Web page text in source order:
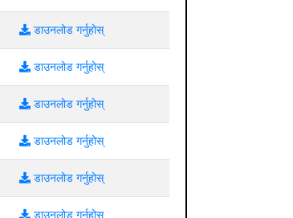
डाउनलोड गर्नुहोस्
डाउनलोड गर्नुहोस्
डाउनलोड गर्नुहोस्
डाउनलोड गर्नुहोस्
डाउनलोड गर्नुहोस्
डाउनलोड गर्नुहोस्